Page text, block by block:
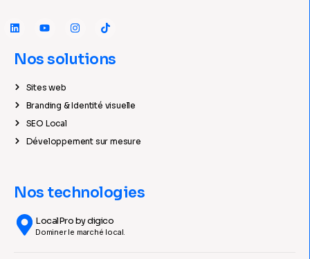
Nos solutions
Sites web
Branding & Identité visuelle
SEO Local
Développement sur mesure
Nos technologies
LocalPro by digico
Dominer le marché local.